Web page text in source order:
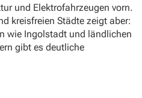
und Elektrofahrzeugen vorn.
kreisfreien Städte zeigt aber:
wie Ingolstadt und ländlichen
gibt es deutliche